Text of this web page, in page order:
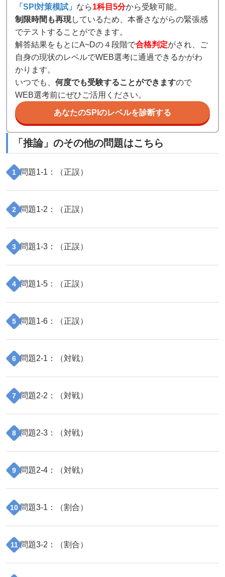
「SPI対策模試」 なら1科目5分から受験可能。
制限時間も再現しているため、本番さながらの緊張感
でテストすることができます。
解答結果をもとにA~Dの４段階で合格判定がされ、ご
自身の現状のレベルでWEB選考に通過できるかがわ
かります。
いつでも、 何度でも受験することができますので
WEB選考前にぜひご活用ください。
あなたのSPIのレベルを診断する
「 推論」のその他の問題はこちら
1 問題1-1 ：（正誤）
2 問題1-2 ：（正誤）
3 問題1-3 ：（正誤）
4 問題1-5 ：（正誤）
5 問題1-6 ：（正誤）
6 問題2-1 ：（対戦）
7 問題2-2 ：（対戦）
8 問題2-3 ：（対戦）
9 問題2-4 ：（対戦）
10 問題3-1 ：（割合）
11 問題3-2 ：（割合）